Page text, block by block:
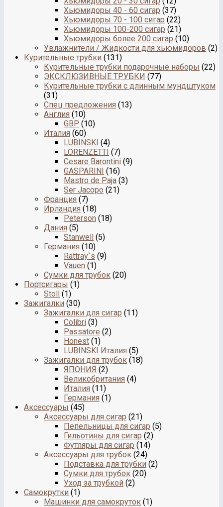
Хьюмидоры 40 - 60 сигар (37)
Хьюмидоры 70 - 100 сигар (22)
Хьюмидоры 100-200 сигар (21)
Хьюмидоры более 200 сигар (10)
Увлажнители / Жидкости для хьюмидоров (2)
Курительные трубки (131)
Курительные трубки подарочные наборы (22)
ЭКСКЛЮЗИВНЫЕ ТРУБКИ (77)
Курительные трубки с длинным мундштуком
(31)
Спец предложения (13)
Англия (10)
GBP (10)
Италия (60)
LUBINSKI (4)
LORENZETTI (7)
Cesare Barontini (9)
GASPARINI (16)
Mastro de Paja (3)
Ser Jacopo (21)
Франция (7)
Ирландия (18)
Peterson (18)
Дания (5)
Stanwell (5)
Германия (10)
Rattray`s (9)
Vauen (1)
Сумки для трубок (20)
Портсигары (1)
Stoll (1)
Зажигалки (30)
Зажигалки для сигар (11)
Colibri (3)
Passatore (2)
Honest (1)
LUBINSKI Италия (5)
Зажигалки для трубок (18)
ЯПОНИЯ (2)
Великобритания (4)
Италия (11)
Германия (1)
Аксессуары (45)
Аксессуары для сигар (21)
Пепельницы для сигар (5)
Гильотины для сигар (2)
Футляры для сигар (14)
Аксессуары для трубок (24)
Подставка для трубки (2)
Сумки для трубок (20)
Уход за трубкой (2)
Самокрутки (1)
Машинки для самокруток (1)